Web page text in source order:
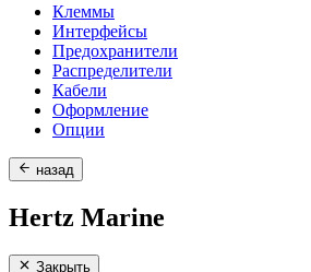
Клеммы
Интерфейсы
Предохранители
Распределители
Кабели
Оформление
Опции
назад
Hertz Marine
Закрыть